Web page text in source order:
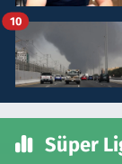
10
Süper